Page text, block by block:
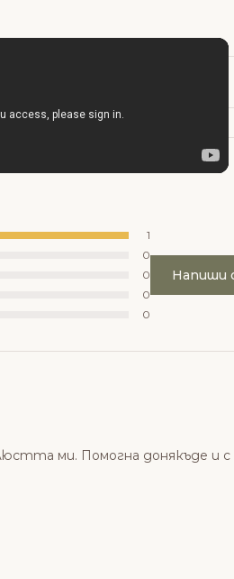
1
0
0
0
0
Напиши
ми. Помогна донякъде и